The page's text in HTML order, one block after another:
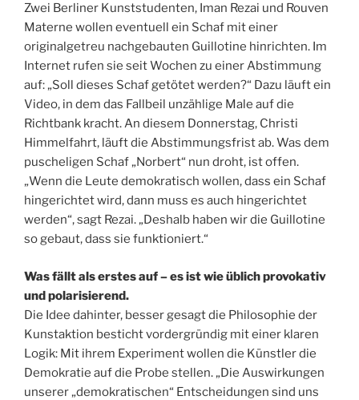
Zwei Berliner Kunststudenten, Iman Rezai und Rouven
Materne wollen eventuell ein Schaf mit einer
originalgetreu nachgebauten Guillotine hinrichten. Im
Internet rufen sie seit Wochen zu einer Abstimmung
auf: „Soll dieses Schaf getötet werden?“ Dazu läuft ein
Video, in dem das Fallbeil unzählige Male auf die
Richtbank kracht. An diesem Donnerstag, Christi
Himmelfahrt, läuft die Abstimmungsfrist ab. Was dem
puscheligen Schaf „Norbert“ nun droht, ist offen.
„Wenn die Leute demokratisch wollen, dass ein Schaf
hingerichtet wird, dann muss es auch hingerichtet
werden“, sagt Rezai. „Deshalb haben wir die Guillotine
so gebaut, dass sie funktioniert.“
Was fällt als erstes auf – es ist wie üblich provokativ
und polarisierend.
Die Idee dahinter, besser gesagt die Philosophie der
Kunstaktion besticht vordergründig mit einer klaren
Logik: Mit ihrem Experiment wollen die Künstler die
Demokratie auf die Probe stellen. „Die Auswirkungen
unserer „demokratischen“ Entscheidungen sind uns